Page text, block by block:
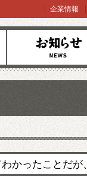
お知らせ
企業情報